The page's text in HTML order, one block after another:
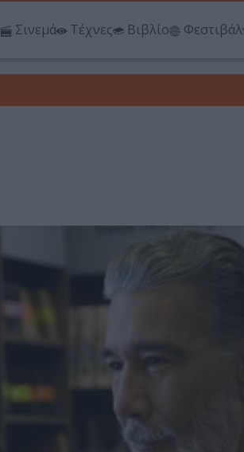
Σινεμά Τέχνες Βιβλίο Φεστιβάλ